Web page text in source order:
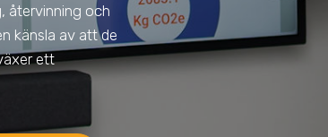
återvinning och
känsla av att de
ett